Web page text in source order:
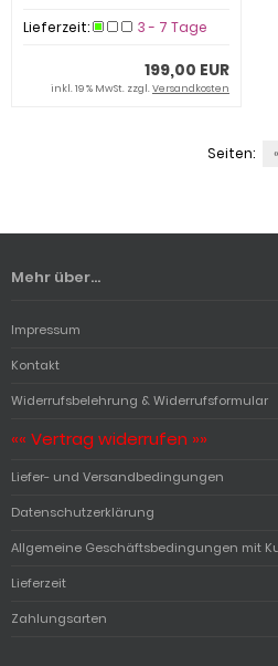
Lieferzeit: 3 - 7 Tage
199,00 EUR
inkl. 19 % MwSt. zzgl.Versandkosten
Seiten: «
Mehr über...
Impressum
Kontakt
Widerrufsbelehrung & Widerrufsformular
«« Vertrag widerrufen »»
Liefer- und Versandbedingungen
Datenschutzerklärung
Allgemeine Geschäftsbedingungen mit
Lieferzeit
Zahlungsarten